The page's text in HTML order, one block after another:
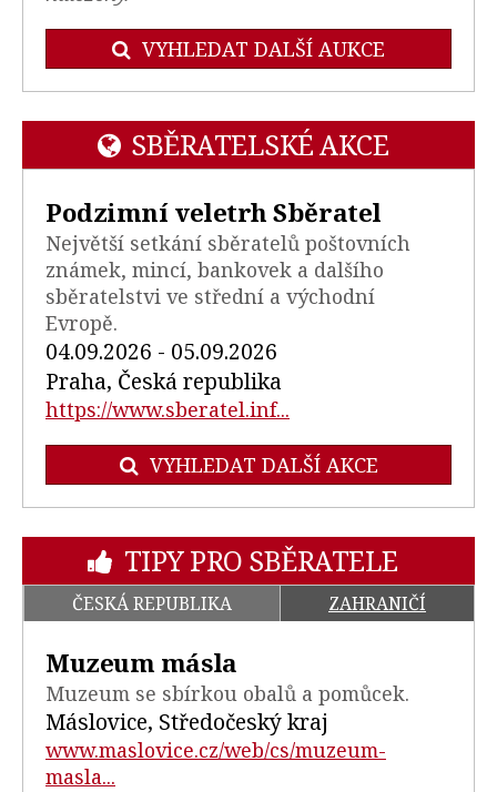
VYHLEDAT DALŠÍ AUKCE
SBĚRATELSKÉ AKCE
Podzimní veletrh Sběratel
Největší setkání sběratelů poštovních
známek, mincí, bankovek a dalšího
sběratelstvi ve střední a východní
Evropě.
04.09.2026 - 05.09.2026
Praha, Česká republika
https://www.sberatel.inf...
VYHLEDAT DALŠÍ AKCE
TIPY PRO SBĚRATELE
ČESKÁ REPUBLIKA ZAHRANIČÍ
Muzeum másla
Muzeum se sbírkou obalů a pomůcek.
Máslovice, Středočeský kraj
www.maslovice.cz/web/cs/muzeum-
masla...